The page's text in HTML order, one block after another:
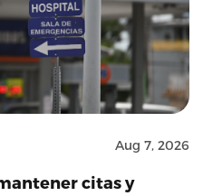
Aug 7, 2026
citas y